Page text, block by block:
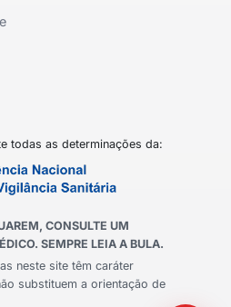
todas as determinações da:
CONSULTE UM
SEMPRE LEIA A BULA.
neste site têm caráter
substituem a orientação de